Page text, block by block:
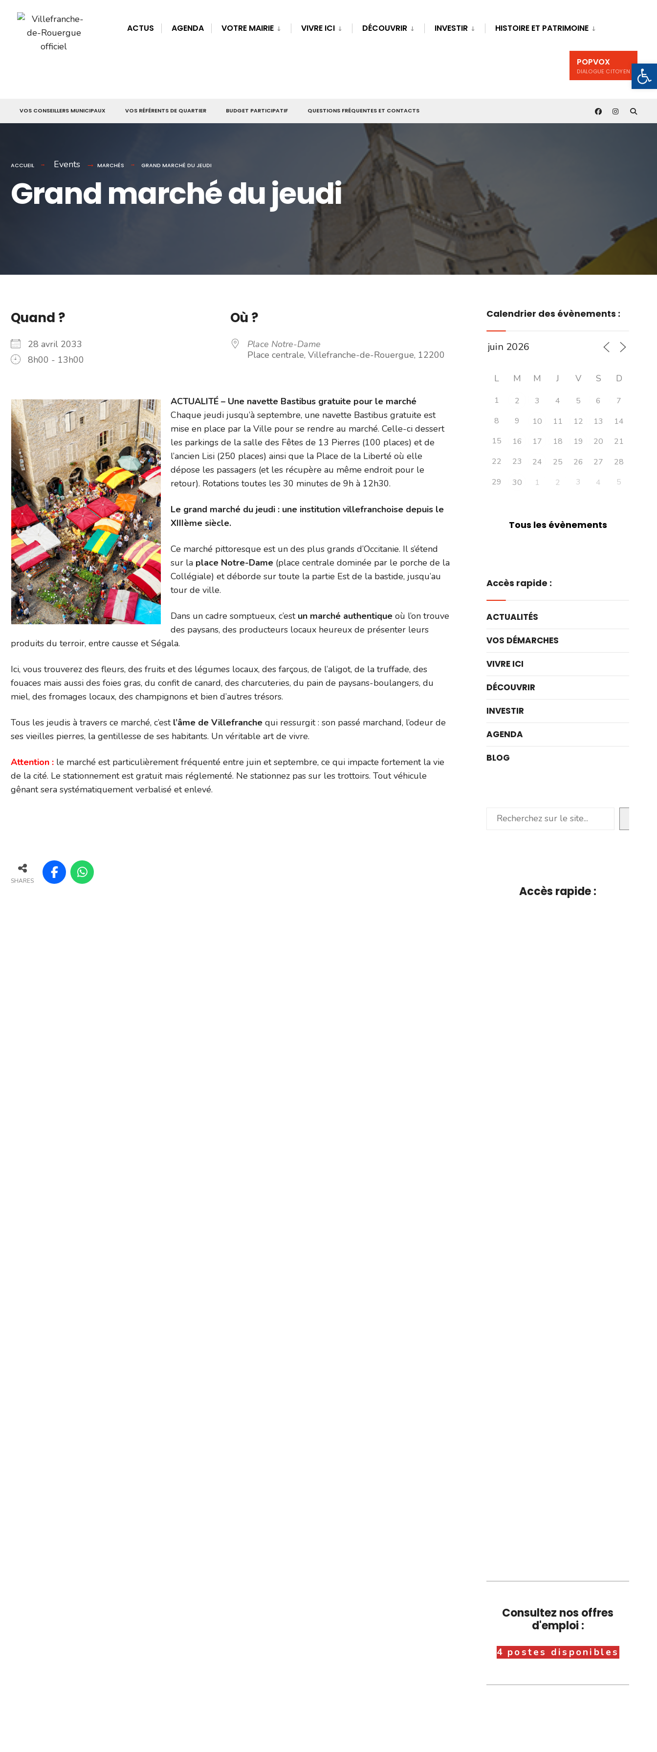
Skip
content
ACTUS AGENDA VOTRE MAIRIE VIVRE ICI DÉCOUVRIR INVESTIR HISTOIRE ET PATRIMOINE
POPVOX
DIALOGUE CITOYEN
VOS CONSEILLERS MUNICIPAUX VOS RÉFÉRENTS DE QUARTIER BUDGET PARTICIPATIF QUESTIONS FRÉQUENTES ET CONTACTS
ACCUEIL Events MARCHÉS GRAND MARCHÉ DU JEUDI
Grand marché du jeudi
Quand ?
28 avril 2033
8h00 - 13h00
Où ?
Place Notre-Dame
Place centrale, Villefranche-de-Rouergue, 12200
ACTUALITÉ – Une navette Bastibus gratuite pour le marché
Chaque jeudi jusqu’à septembre, une navette Bastibus gratuite est
mise en place par la Ville pour se rendre au marché. Celle-ci dessert
les parkings de la salle des Fêtes de 13 Pierres (100 places) et de
l’ancien Lisi (250 places) ainsi que la Place de la Liberté où elle
dépose les passagers (et les récupère au même endroit pour le
retour). Rotations toutes les 30 minutes de 9h à 12h30.
Le grand marché du jeudi : une institution villefranchoise depuis le
XIIIème siècle.
Ce marché pittoresque est un des plus grands d’Occitanie. Il s’étend
sur la place Notre-Dame (place centrale dominée par le porche de la
Collégiale) et déborde sur toute la partie Est de la bastide, jusqu’au
tour de ville.
Dans un cadre somptueux, c’estun marché authentique où l’on trouve
des paysans, des producteurs locaux heureux de présenter leurs
produits du terroir, entre causse et Ségala.
Ici, vous trouverez des fleurs, des fruits et des légumes locaux, des farçous, de l’aligot, de la truffade, des
fouaces mais aussi des foies gras, du confit de canard, des charcuteries, du pain de paysans-boulangers, du
miel, des fromages locaux, des champignons et bien d’autres trésors.
Tous les jeudis à travers ce marché, c’est l’âme de Villefranche qui ressurgit : son passé marchand, l’odeur de
ses vieilles pierres, la gentillesse de ses habitants. Un véritable art de vivre.
Attention : le marché est particulièrement fréquenté entre juin et septembre, ce qui impacte fortement la vie
de la cité. Le stationnement est gratuit mais réglementé. Ne stationnez pas sur les trottoirs. Tout véhicule
gênant sera systématiquement verbalisé et enlevé.
SHARES
Calendrier des évènements :
L M M J V S D
1 2 3 4 5 6
7
8
9 10 11 12 13
14
15
16 17 18 19 20
21
22
23 24 25 26 27
28
29
30 1 2 3 4 5
Tous les évènements
Accès rapide :
ACTUALITÉS
VOS DÉMARCHES
VIVRE ICI
DÉCOUVRIR
INVESTIR
AGENDA
BLOG
Rechercher
Accès rapide :
Consultez nos offres
d'emploi :
4 postes disponibles